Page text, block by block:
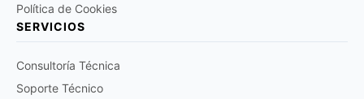
Política de Cookies
SERVICIOS
Consultoría Técnica
Soporte Técnico